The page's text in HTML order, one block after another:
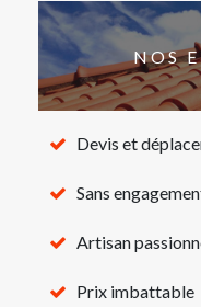
NOS
Devis et
Sans
Artisan
Prix imbattable